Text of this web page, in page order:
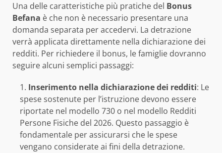
Una delle caratteristiche più pratiche del Bonus
Befana è che non è necessario presentare una
domanda separata per accedervi. La detrazione
verrà applicata direttamente nella dichiarazione dei
redditi. Per richiedere il bonus, le famiglie dovranno
seguire alcuni semplici passaggi:
Inserimento nella dichiarazione dei redditi: Le
spese sostenute per l’istruzione devono essere
riportate nel modello 730 o nel modello Redditi
Persone Fisiche del 2026. Questo passaggio è
fondamentale per assicurarsi che le spese
vengano considerate ai fini della detrazione.